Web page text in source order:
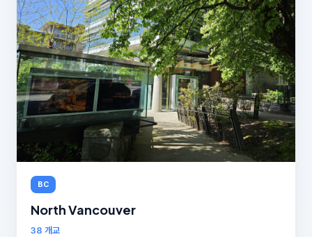
BC
North Vancouver
38 개교